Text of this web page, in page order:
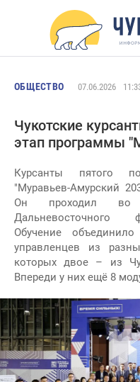
ОБЩЕСТВО 07.06.2026
Чукотские
этап программы
Курсанты пятого
"Муравьев-Амурский
Он проходил во
Дальневосточного
Обучение
управленцев из
которых двое – из
Впереди у них ещё 8